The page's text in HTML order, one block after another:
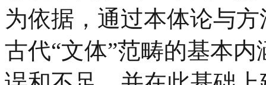
为依据，通过本体论与
古代“文体”范畴的基本